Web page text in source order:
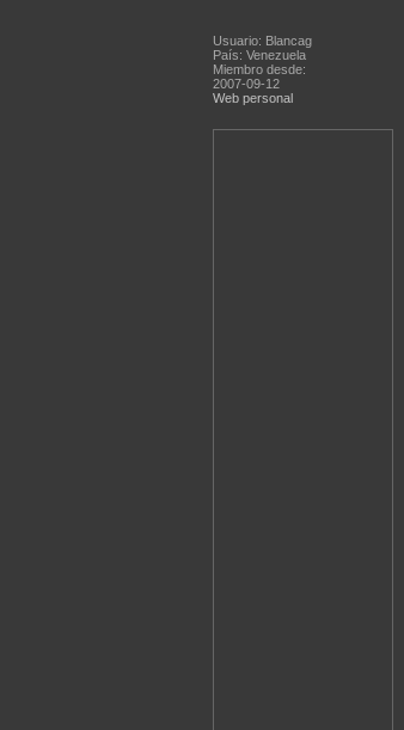
Usuario: Blancag
País: Venezuela
Miembro desde:
2007-09-12
Web personal